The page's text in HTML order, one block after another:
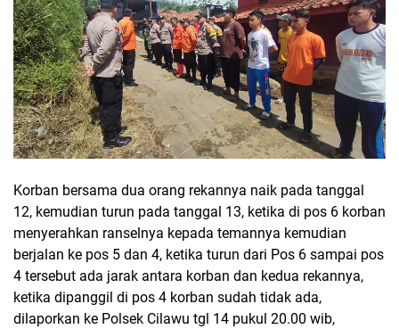
Korban bersama dua orang rekannya naik pada tanggal
12, kemudian turun pada tanggal 13, ketika di pos 6 korban
menyerahkan ranselnya kepada temannya kemudian
berjalan ke pos 5 dan 4, ketika turun dari Pos 6 sampai pos
4 tersebut ada jarak antara korban dan kedua rekannya,
ketika dipanggil di pos 4 korban sudah tidak ada,
dilaporkan ke Polsek Cilawu tgl 14 pukul 20.00 wib,